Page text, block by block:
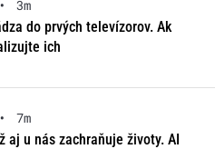
•
3m
do prvých televízorov. Ak
ich
•
7m
aj u nás zachraňuje životy. AI